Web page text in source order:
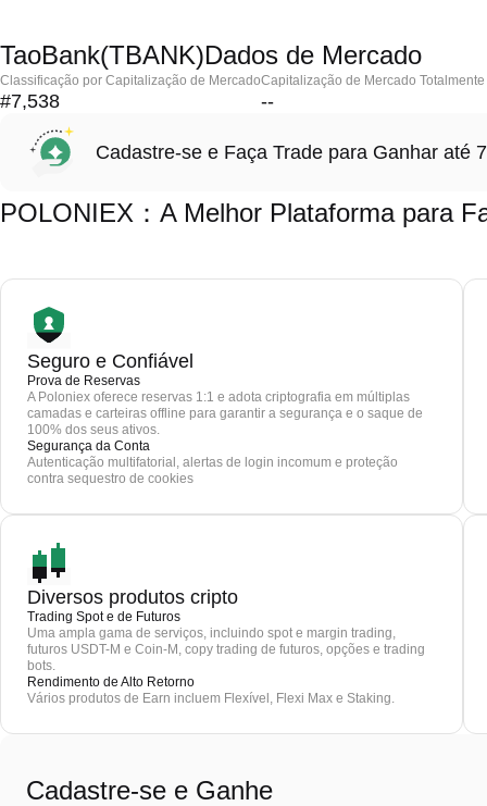
TaoBank(TBANK)Dados de Mercado
Classificação por Capitalização de Mercado
#7,538
Capitalização de Mercado
--
Cadastre-se e Faça Trade para Ganhar até
POLONIEX：A Melhor Plataforma para
Seguro e Confiável
Prova de Reservas
A Poloniex oferece reservas 1:1 e adota criptografia em múltiplas
camadas e carteiras offline para garantir a segurança e o saque de
100% dos seus ativos.
Segurança da Conta
Autenticação multifatorial, alertas de login incomum e proteção
contra sequestro de cookies
Diversos produtos cripto
Trading Spot e de Futuros
Uma ampla gama de serviços, incluindo spot e margin trading,
futuros USDT-M e Coin-M, copy trading de futuros, opções e trading
bots.
Rendimento de Alto Retorno
Vários produtos de Earn incluem Flexível, Flexi Max e Staking.
Cadastre-se e Ganhe